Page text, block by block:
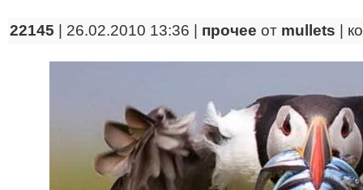
22145 | 26.02.2010 13:36 | прочее от mullets